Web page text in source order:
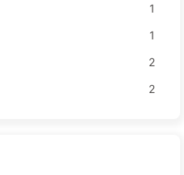
1
1
2
2